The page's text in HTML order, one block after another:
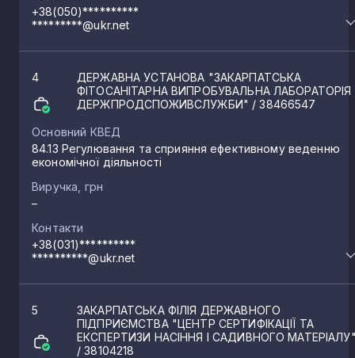
+38(050)**********
*********@ukr.net
4
ДЕРЖАВНА УСТАНОВА "ЗАКАРПАТСЬКА
ФІТОСАНІТАРНА ВИПРОБУВАЛЬНА ЛАБОРАТОРІЯ
ДЕРЖПРОДСПОЖИВСЛУЖБИ" / 38466547
Основний КВЕД
84.13 Регулювання та сприяння ефективному веденню
економічної діяльності
Виручка, грн
–
Контакти
+38(031)**********
**********@ukr.net
5
ЗАКАРПАТСЬКА ФІЛІЯ ДЕРЖАВНОГО
ПІДПРИЄМСТВА "ЦЕНТР СЕРТИФІКАЦІЇ ТА
ЕКСПЕРТИЗИ НАСІННЯ І САДИВНОГО
/ 38104218